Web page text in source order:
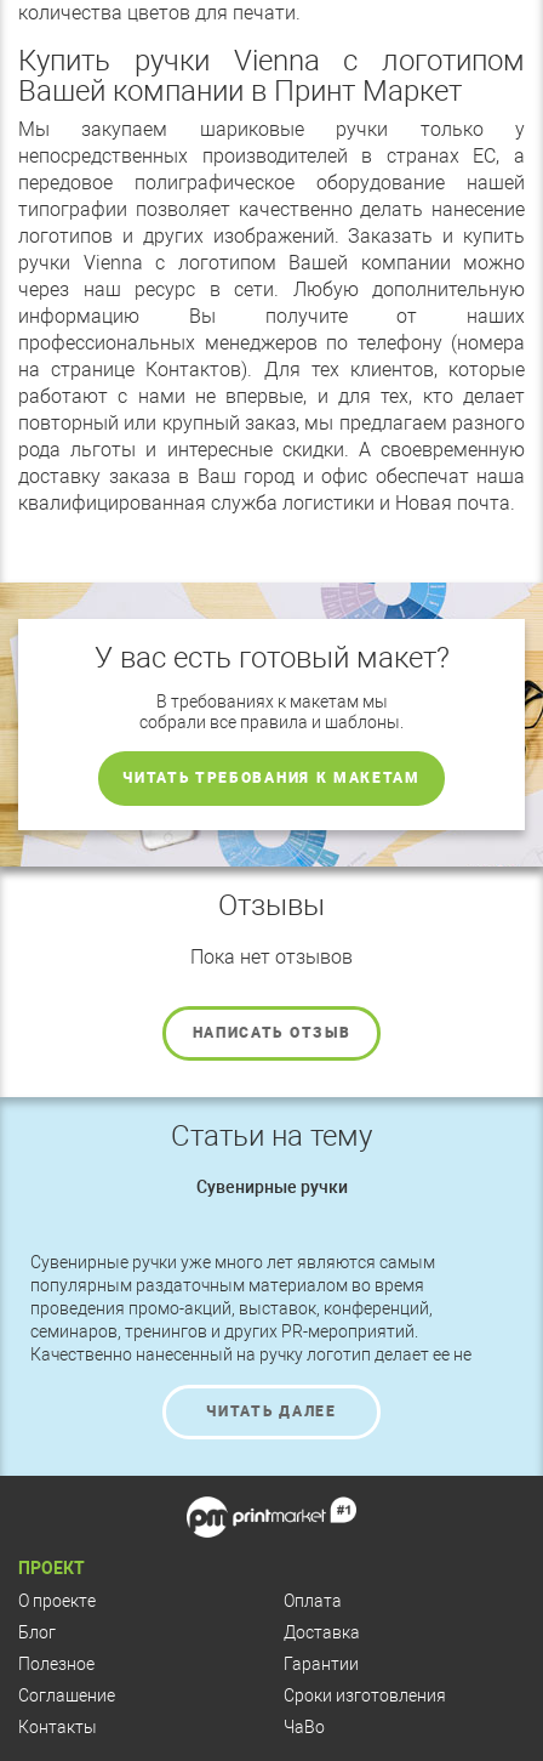
количества цветов для печати.
Купить ручки Vienna с логотипом
Вашей компании в Принт Маркет
Мы закупаем шариковые ручки только у
непосредственных производителей в странах ЕС, а
передовое полиграфическое оборудование нашей
типографии позволяет качественно делать нанесение
логотипов и других изображений. Заказать и купить
ручки Vienna с логотипом Вашей компании можно
через наш ресурс в сети. Любую дополнительную
информацию Вы получите от наших
профессиональных менеджеров по телефону (номера
на странице Контактов). Для тех клиентов, которые
работают с нами не впервые, и для тех, кто делает
повторный или крупный заказ, мы предлагаем разного
рода льготы и интересные скидки. А своевременную
доставку заказа в Ваш город и офис обеспечат наша
квалифицированная служба логистики и Новая почта.
У вас есть готовый макет?
В требованиях к макетам мы
собрали все правила и шаблоны.
ЧИТАТЬ ТРЕБОВАНИЯ К МАКЕТАМ
Отзывы
Пока нет отзывов
НАПИСАТЬ ОТЗЫВ
Статьи на тему
Сувенирные ручки
Сувенирные ручки уже много лет являются самым
популярным раздаточным материалом во время
проведения промо-акций, выставок, конференций,
семинаров, тренингов и других PR-мероприятий.
Качественно нанесенный на ручку логотип делает ее не
который улучшает имидж компании и привлекает к ней
множество потенциальных клиентов.
ЧИТАТЬ ДАЛЕЕ
ПРОЕКТ
О проекте
Блог
Полезное
Соглашение
Контакты
Оплата
Доставка
Гарантии
Сроки изготовления
ЧаВо